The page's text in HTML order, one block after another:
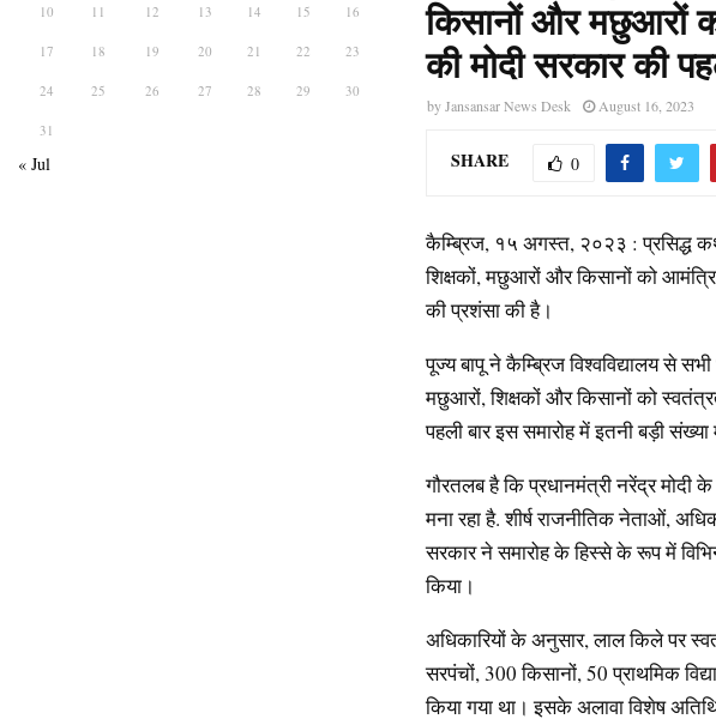
किसानों और मछुआरों
की मोदी सरकार की
byJansansar News Desk August 16, 2023
SHARE 0
कैम्ब्रिज, १५ अगस्त, २०२३ : प्रसिद्ध
शिक्षकों, मछुआरों और किसानों को
की प्रशंसा की है।
पूज्य बापू ने कैम्ब्रिज विश्वविद्यालय से
मछुआरों, शिक्षकों और किसानों को
पहली बार इस समारोह में इतनी बड़ी
गौरतलब है कि प्रधानमंत्री नरेंद्र
मना रहा है. शीर्ष राजनीतिक नेताओं,
सरकार ने समारोह के हिस्से के रूप में
किया।
अधिकारियों के अनुसार, लाल किले पर
सरपंचों, 300 किसानों, 50 प्राथमिक
किया गया था। इसके अलावा विशेष
10 11 12 13 14 15 16
17 18 19 20 21 22 23
24 25 26 27 28 29 30
31
« Jul